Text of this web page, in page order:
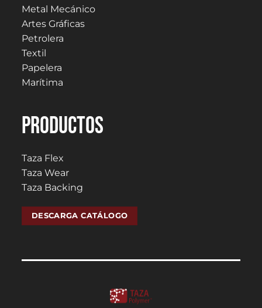
Metal Mecánico
Artes Gráficas
Petrolera
Textil
Papelera
Marítima
PRODUCTOS
Taza Flex
Taza Wear
Taza Backing
DESCARGA CATÁLOGO